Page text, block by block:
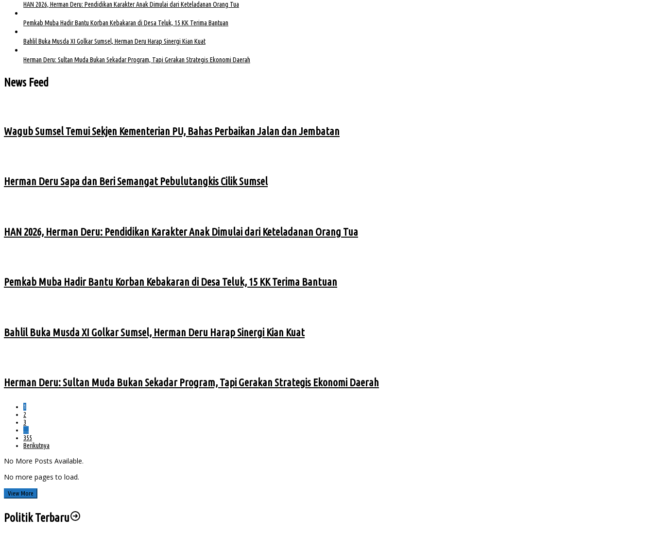
HAN 2026, Herman Deru: Pendidikan Karakter Anak Dimulai dari Keteladanan Orang Tua
Pemkab Muba Hadir Bantu Korban Kebakaran di Desa Teluk, 15 KK Terima Bantuan
Bahlil Buka Musda XI Golkar Sumsel, Herman Deru Harap Sinergi Kian Kuat
Herman Deru: Sultan Muda Bukan Sekadar Program, Tapi Gerakan Strategis Ekonomi Daerah
News Feed
Wagub Sumsel Temui Sekjen Kementerian PU, Bahas Perbaikan Jalan dan Jembatan
Herman Deru Sapa dan Beri Semangat Pebulutangkis Cilik Sumsel
HAN 2026, Herman Deru: Pendidikan Karakter Anak Dimulai dari Keteladanan Orang Tua
Pemkab Muba Hadir Bantu Korban Kebakaran di Desa Teluk, 15 KK Terima Bantuan
Bahlil Buka Musda XI Golkar Sumsel, Herman Deru Harap Sinergi Kian Kuat
Herman Deru: Sultan Muda Bukan Sekadar Program, Tapi Gerakan Strategis Ekonomi Daerah
1
2
3
…
355
Berikutnya
No More Posts Available.
No more pages to load.
View More
Politik Terbaru